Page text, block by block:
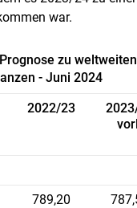
war.
zu weltweiten
- Juni 2024
2022/23
789,20